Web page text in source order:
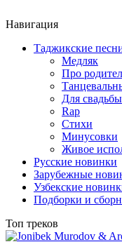
Навигация
Таджикские
Медляк
Про
Для свадьбы
Rap
Стихи
Минусовки
Живое
Русские новинки
Зарубежные
Узбекские
Подборки и
Топ треков